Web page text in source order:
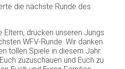
die nächste Runde des
Eltern, drücken unseren Jungs
WFV-Runde. Wir danken
tollen Spiele in diesem Jahr.
zuzuschauen und Euch zu